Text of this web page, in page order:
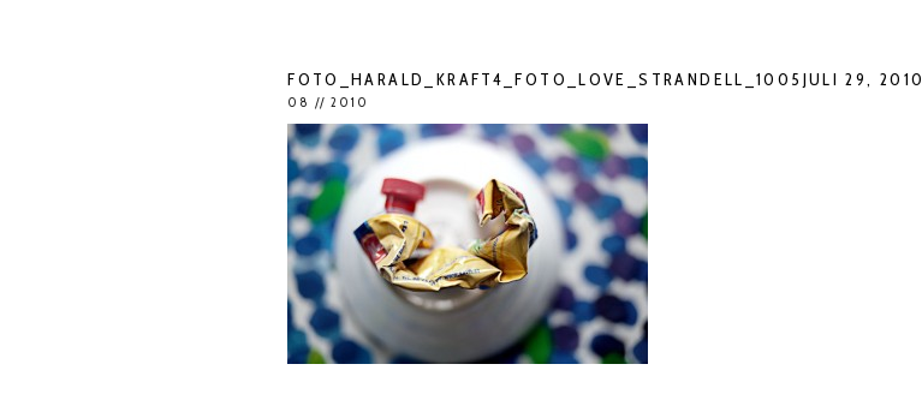
FOTO_HARALD_KRAFT4_FOTO_LOVE_STRANDELL_1005JULI 29, 2010
08 // 2010